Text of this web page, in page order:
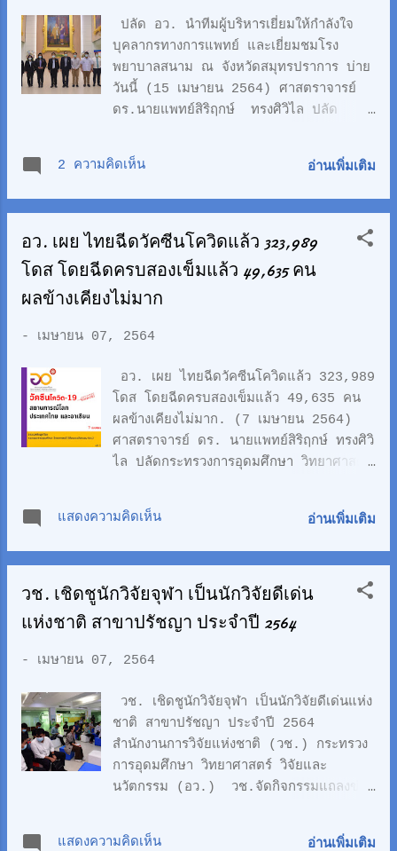
เนื่องจากเห็นว่านำหนังไปฉายทั่วไป แต่ไม่มี
ข้อมูล .. จนกระทั่งมาทราบว่าจะมีการว่า
จ้างไปหลายพื้นที่หลายจังหวัด เปิดให้ชมฟรี ก็
ยังแปลกใจทำหนังให้ชมฟรี หนังอะไร? ยิ่ง
บอกพระสีวลี ก็ยังไม่ค่อยแม่นเท่าไหร่ รู้แต่ว่า
ดี จนวันงานได้มาพบกัน ณ วัดหนองก๋าย
วลีและกฐิน ประจำปี ดูจากภาพลักษณ์นัก
ปลัด อว. นำทีมผู้บริหารเยี่ยมให้กำลังใจ
บุคลากรทางการแพทย์ และเยี่ยมชมโรง
พยาบาลสนาม ณ จังหวัดสมุทรปราการ บ่าย
วันนี้ (15 เมษายน 2564) ศาสตราจารย์
ดร.นายแพทย์สิริฤกษ์ ทรงศิวิไล ปลัด
และนวัตกรรม พร้อมด้วย ดร.วิภารัตน์ ดี
อ่อง ผู้อำนวยการสำนักงานการวิจัยแห่งชาติ
และคณะผู้บริหาร อว . ได้เดินทางไปตรวจ
เยี่ยมโรงพยาบาลและโรงพยาบาลสนามของ
กระทรวงการอุดมศึกษา วิทยาศาสตร์ วิจัย
และนวัตกรรม (อว.) ในจังหวัด
สมุทรปราการ เพื่อตรวจเยี่ยมการดำเนินการ
ด้านการบริหารจัดการด้านการแพทย์และการ
ความต้องการการสนับสนุน ตลอดจนให้กำลัง
ใจแก่บุคลากรทางการแพทย์ ณ สถาบันการ
แพทย์จักรีนฤบดินทร์ คณะแพทยศาสตร์โรง
พยาบาลรามาธิบดี มหาวิทยาลัยมหิดล อำเภอ
บางพลี จังหวัดสมุทรปราการ และโรง
พยาบาลสนามของ อว.ที่มหาวิทยาลัยราชภัฏ
จัดตั้งขึ้น ที่หอประชุมเฉลิมพระเกียรติ 60
สมุทรปราการ ภายหลังการตรวจเยี่ยม
อุดมศึกษา วิทยาศาสตร์ วิจัยและน...
2 ความคิดเห็น อ่านเพิ่มเติม
อว. เผย ไทยฉีดวัคซีนโควิดแล้ว 323,989
โดส โดยฉีดครบสองเข็มแล้ว 49,635 คน
ผลข้างเคียงไม่มาก
- เมษายน 07, 2564
อว. เผย ไทยฉีดวัคซีนโควิดแล้ว 323,989
โดส โดยฉีดครบสองเข็มแล้ว 49,635 คน
ผลข้างเคียงไม่มาก. (7 เมษายน 2564)
ศาสตราจารย์ ดร. นายแพทย์สิริฤกษ์ ทรงศิวิ
ไล ปลัดกระทรวงการอุดมศึกษา วิทยาศาสตร์
กระทรวง อว. ได้ร่วมกับกระทรวง
สาธารณสุข ติดตามและประมวลผลการฉีด
วัคซีนโควิด-19 ทั่วโลกและในประเทศไทย
โดยสรุปว่า "ขณะนี้ประเทศไทยได้ฉีดวัตซีน
โควิด-19 แล้ว จำนวน 323,989 โดส
โดยเป็นวัคซีนของซิโนแวค 281,212 โดส
และวัคซีนของแอสตร้าซิเนกา 42,777 โดส
โดยมีคนที่ฉีดครบสองเข็มแล้ว 49,635 คน
เป็นบุคลากรการแพทย์/สาธารณสุข/อสม.
โดยพบผลข้างเคียงใน 10.25% ของผู้ได้รับ
วัคซีน แต่อาการไม่รุนแรง" ทั้งนี้ ทั่วโลกได้
ฉีดวัคซีนแล้ว 689 ล้านโดสใน 167
ประเทศ ส่วนภูมิภาคอาเซียนได้ฉีดวัคซีนไป
วันที่ 28 กุมภาพันธ์ ถึงปัจจุบัน มีดังนี้ 1.
แสดงความคิดเห็น อ่านเพิ่มเติม
วช. เชิดชูนักวิจัยจุฬา เป็นนักวิจัยดีเด่น
แห่งชาติ สาขาปรัชญา ประจำปี 2564
- เมษายน 07, 2564
วช. เชิดชูนักวิจัยจุฬา เป็นนักวิจัยดีเด่นแห่ง
ชาติ สาขาปรัชญา ประจำปี 2564
สำนักงานการวิจัยแห่งชาติ (วช.) กระทรวง
การอุดมศึกษา วิทยาศาสตร์ วิจัยและ
นวัตกรรม (อว.) วช.จัดกิจกรรมแถลงข่าว
By NRCT (In-House): 1 ในนักวิจัยดีเด่น
แสดงความคิดเห็น อ่านเพิ่มเติม